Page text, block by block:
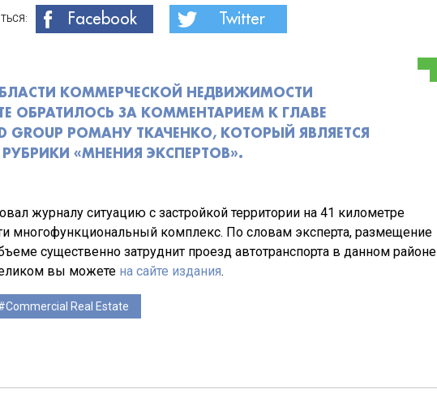
Facebook Twitter
КОММЕРЧЕСКОЙ НЕДВИЖИМОСТИ
ОБРАТИЛОСЬ ЗА КОММЕНТАРИЕМ К ГЛАВЕ
GROUP РОМАНУ ТКАЧЕНКО, КОТОРЫЙ ЯВЛЯЕТСЯ
«МНЕНИЯ ЭКСПЕРТОВ».
журналу ситуацию с застройкой территории на 41 километре
многофункциональный комплекс. По словам эксперта, размещение
существенно затруднит проезд автотранспорта в данном районе
вы можете на сайте издания.
Commercial Real Estate